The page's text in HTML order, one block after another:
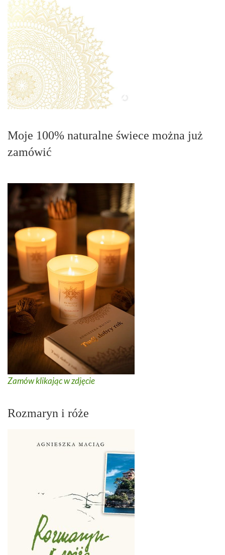
Moje 100% naturalne świece można już
zamówić
Zamów klikając w zdjęcie
Rozmaryn i róże